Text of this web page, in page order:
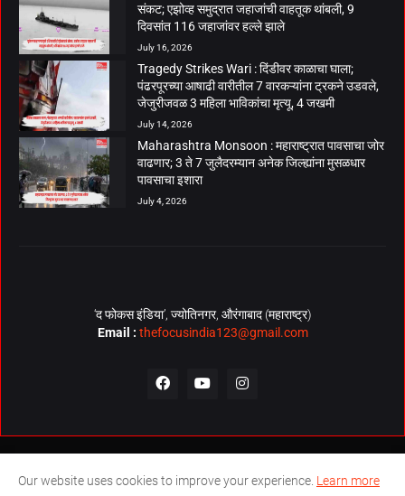
संकट; एझोव्ह समुद्रात जहाजांची वाहतूक थांबली, 9
दिवसांत 116 जहाजांवर हल्ले झाले
July 16, 2026
Tragedy Strikes Wari : दिंडीवर काळाचा घाला;
पंढरपूरच्या आषाढी वारीतील 7 वारकऱ्यांना ट्रकने उडवले,
जेजुरीजवळ 3 महिला भाविकांचा मृत्यू, 4 जखमी
July 14, 2026
Maharashtra Monsoon : महाराष्ट्रात पावसाचा जोर
वाढणार; 3 ते 7 जुलैदरम्यान अनेक जिल्ह्यांना मुसळधार
पावसाचा इशारा
July 4, 2026
‘द फोकस इंडिया’, ज्योतिनगर, औरंगाबाद (महाराष्ट्र)
Email : thefocusindia123@gmail.com
About Us Contact Us The Focus India Policy
Our website uses cookies to improve your experience. Learn more